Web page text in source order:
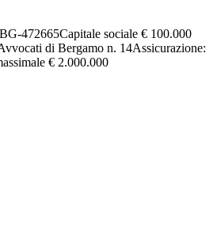
BG-472665Capitale sociale € 100.000
di Bergamo n. 14Assicurazione:
€ 2.000.000